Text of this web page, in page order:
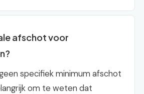
afschot voor
specifiek minimum afschot
om te weten dat